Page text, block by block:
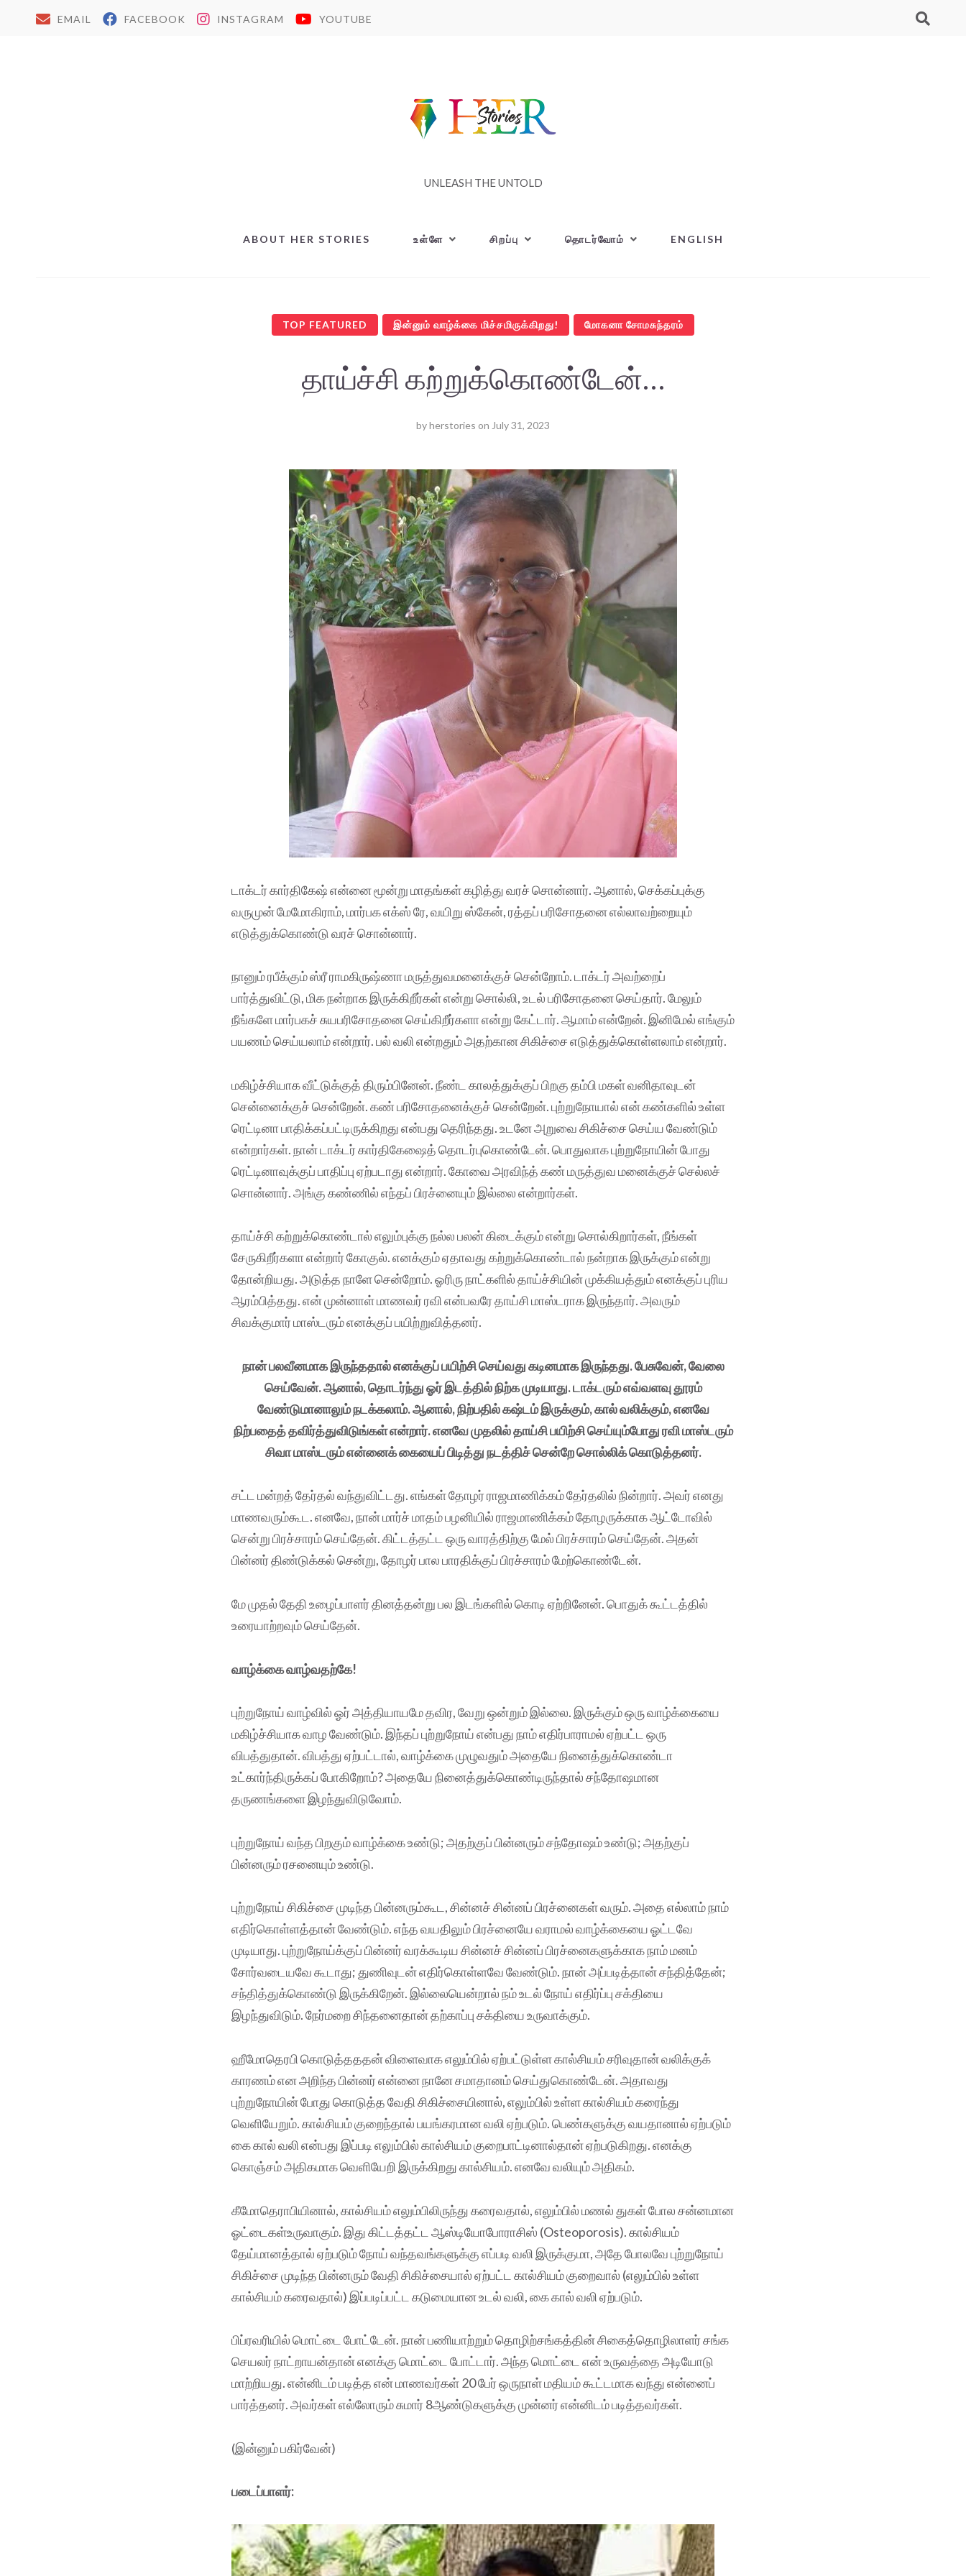
EMAIL FACEBOOK INSTAGRAM YOUTUBE
UNLEASH THE UNTOLD
ABOUT HER STORIES உள்ளே சிறப்பு தொடர்வோம் ENGLISH
TOP FEATURED இன்னும் வாழ்க்கை மிச்சமிருக்கிறது! மோகனா சோமசுந்தரம்
தாய்ச்சி கற்றுக்கொண்டேன்…
byherstories on July 31, 2023
டாக்டர் கார்திகேஷ் என்னை மூன்று மாதங்கள் கழித்து வரச் சொன்னார். ஆனால், செக்கப்புக்கு
வருமுன் மேமோகிராம், மார்பக எக்ஸ் ரே, வயிறு ஸ்கேன், ரத்தப் பரிசோதனை எல்லாவற்றையும்
எடுத்துக்கொண்டு வரச் சொன்னார்.
நானும் ரபீக்கும் ஸ்ரீ ராமகிருஷ்ணா மருத்துவமனைக்குச் சென்றோம். டாக்டர் அவற்றைப்
பார்த்துவிட்டு, மிக நன்றாக இருக்கிறீர்கள் என்று சொல்லி, உடல் பரிசோதனை செய்தார். மேலும்
நீங்களே மார்பகச் சுயபரிசோதனை செய்கிறீர்களா என்று கேட்டார். ஆமாம் என்றேன். இனிமேல் எங்கும்
பயணம் செய்யலாம் என்றார். பல் வலி என்றதும் அதற்கான சிகிச்சை எடுத்துக்கொள்ளலாம் என்றார்.
மகிழ்ச்சியாக வீட்டுக்குத் திரும்பினேன். நீண்ட காலத்துக்குப் பிறகு தம்பி மகள் வனிதாவுடன்
சென்னைக்குச் சென்றேன். கண் பரிசோதனைக்குச் சென்றேன். புற்றுநோயால் என் கண்களில் உள்ள
ரெட்டினா பாதிக்கப்பட்டிருக்கிறது என்பது தெரிந்தது. உடனே அறுவை சிகிச்சை செய்ய வேண்டும்
என்றார்கள். நான் டாக்டர் கார்திகேஷைத் தொடர்புகொண்டேன். பொதுவாக புற்றுநோயின் போது
ரெட்டினாவுக்குப் பாதிப்பு ஏற்படாது என்றார். கோவை அரவிந்த் கண் மருத்துவ மனைக்குச் செல்லச்
சொன்னார். அங்கு கண்ணில் எந்தப் பிரச்னையும் இல்லை என்றார்கள்.
தாய்ச்சி கற்றுக்கொண்டால் எலும்புக்கு நல்ல பலன் கிடைக்கும் என்று சொல்கிறார்கள், நீங்கள்
சேருகிறீர்களா என்றார் கோகுல். எனக்கும் ஏதாவது கற்றுக்கொண்டால் நன்றாக இருக்கும் என்று
தோன்றியது. அடுத்த நாளே சென்றோம். ஓரிரு நாட்களில் தாய்ச்சியின் முக்கியத்தும் எனக்குப் புரிய
ஆரம்பித்தது. என் முன்னாள் மாணவர் ரவி என்பவரே தாய்சி மாஸ்டராக இருந்தார். அவரும்
சிவக்குமார் மாஸ்டரும் எனக்குப் பயிற்றுவித்தனர்.
நான் பலவீனமாக இருந்ததால் எனக்குப் பயிற்சி செய்வது கடினமாக இருந்தது. பேசுவேன், வேலை
செய்வேன். ஆனால், தொடர்ந்து ஓர் இடத்தில் நிற்க முடியாது. டாக்டரும் எவ்வளவு தூரம்
வேண்டுமானாலும் நடக்கலாம். ஆனால், நிற்பதில் கஷ்டம் இருக்கும், கால் வலிக்கும், எனவே
நிற்பதைத் தவிர்த்துவிடுங்கள் என்றார். எனவே முதலில் தாய்சி பயிற்சி செய்யும்போது ரவி மாஸ்டரும்
சிவா மாஸ்டரும் என்னைக் கையைப் பிடித்து நடத்திச் சென்றே சொல்லிக் கொடுத்தனர்.
சட்ட மன்றத் தேர்தல் வந்துவிட்டது. எங்கள் தோழர் ராஜமாணிக்கம் தேர்தலில் நின்றார். அவர் எனது
மாணவரும்கூட. எனவே, நான் மார்ச் மாதம் பழனியில் ராஜமாணிக்கம் தோழருக்காக ஆட்டோவில்
சென்று பிரச்சாரம் செய்தேன். கிட்டத்தட்ட ஒரு வாரத்திற்கு மேல் பிரச்சாரம் செய்தேன். அதன்
பின்னர் திண்டுக்கல் சென்று, தோழர் பால பாரதிக்குப் பிரச்சாரம் மேற்கொண்டேன்.
மே முதல் தேதி உழைப்பாளர் தினத்தன்று பல இடங்களில் கொடி ஏற்றினேன். பொதுக் கூட்டத்தில்
உரையாற்றவும் செய்தேன்.
வாழ்க்கை வாழ்வதற்கே!
புற்றுநோய் வாழ்வில் ஓர் அத்தியாயமே தவிர, வேறு ஒன்றும் இல்லை. இருக்கும் ஒரு வாழ்க்கையை
மகிழ்ச்சியாக வாழ வேண்டும். இந்தப் புற்றுநோய் என்பது நாம் எதிர்பாராமல் ஏற்பட்ட ஒரு
விபத்துதான். விபத்து ஏற்பட்டால், வாழ்க்கை முழுவதும் அதையே நினைத்துக்கொண்டா
உட்கார்ந்திருக்கப் போகிறோம்? அதையே நினைத்துக்கொண்டிருந்தால் சந்தோஷமான
தருணங்களை இழந்துவிடுவோம்.
புற்றுநோய் வந்த பிறகும் வாழ்க்கை உண்டு; அதற்குப் பின்னரும் சந்தோஷம் உண்டு; அதற்குப்
பின்னரும் ரசனையும் உண்டு.
புற்றுநோய் சிகிச்சை முடிந்த பின்னரும்கூட, சின்னச் சின்னப் பிரச்னைகள் வரும். அதை எல்லாம் நாம்
எதிர்கொள்ளத்தான் வேண்டும். எந்த வயதிலும் பிரச்னையே வராமல் வாழ்க்கையை ஓட்டவே
முடியாது. புற்றுநோய்க்குப் பின்னர் வரக்கூடிய சின்னச் சின்னப் பிரச்னைகளுக்காக நாம் மனம்
சோர்வடையவே கூடாது; துணிவுடன் எதிர்கொள்ளவே வேண்டும். நான் அப்படித்தான் சந்தித்தேன்;
சந்தித்துக்கொண்டு இருக்கிறேன். இல்லையென்றால் நம் உடல் நோய் எதிர்ப்பு சக்தியை
இழந்துவிடும். நேர்மறை சிந்தனைதான் தற்காப்பு சக்தியை உருவாக்கும்.
ஹீமோதெரபி கொடுத்தததன் விளைவாக எலும்பில் ஏற்பட்டுள்ள கால்சியம் சரிவுதான் வலிக்குக்
காரணம் என அறிந்த பின்னர் என்னை நானே சமாதானம் செய்துகொண்டேன். அதாவது
புற்றுநோயின் போது கொடுத்த வேதி சிகிச்சையினால், எலும்பில் உள்ள கால்சியம் கரைந்து
வெளியேறும். கால்சியம் குறைந்தால் பயங்கரமான வலி ஏற்படும். பெண்களுக்கு வயதானால் ஏற்படும்
கை கால் வலி என்பது இப்படி எலும்பில் கால்சியம் குறைபாட்டினால்தான் ஏற்படுகிறது. எனக்கு
கொஞ்சம் அதிகமாக வெளியேறி இருக்கிறது கால்சியம். எனவே வலியும் அதிகம்.
கீமோதெராபியினால், கால்சியம் எலும்பிலிருந்து கரைவதால், எலும்பில் மணல் துகள் போல சன்னமான
ஓட்டைகள்உருவாகும். இது கிட்டத்தட்ட ஆஸ்டியோபோராசிஸ் (Osteoporosis). கால்சியம்
தேய்மானத்தால் ஏற்படும் நோய் வந்தவங்களுக்கு எப்படி வலி இருக்குமா, அதே போலவே புற்றுநோய்
சிகிச்சை முடிந்த பின்னரும் வேதி சிகிச்சையால் ஏற்பட்ட கால்சியம் குறைவால் (எலும்பில் உள்ள
கால்சியம் கரைவதால்) இப்படிப்பட்ட கடுமையான உடல் வலி, கை கால் வலி ஏற்படும்.
பிப்ரவரியில் மொட்டை போட்டேன். நான் பணியாற்றும் தொழிற்சங்கத்தின் சிகைத்தொழிலாளர் சங்க
செயலர் நாட்றாயன்தான் எனக்கு மொட்டை போட்டார். அந்த மொட்டை என் உருவத்தை அடியோடு
மாற்றியது. என்னிடம் படித்த என் மாணவர்கள் 20 பேர் ஒருநாள் மதியம் கூட்டமாக வந்து என்னைப்
பார்த்தனர். அவர்கள் எல்லோரும் சுமார் 8ஆண்டுகளுக்கு முன்னர் என்னிடம் படித்தவர்கள்.
(இன்னும் பகிர்வேன்)
படைப்பாளர்: